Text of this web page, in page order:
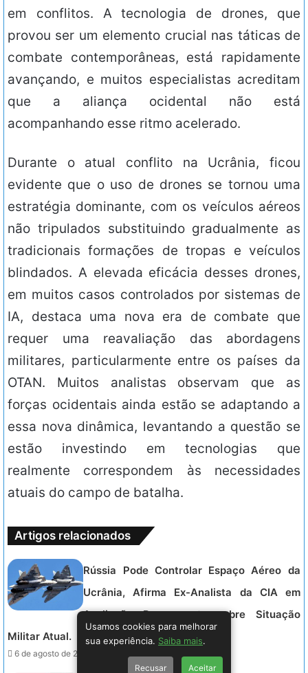
em conflitos. A tecnologia de drones, que
provou ser um elemento crucial nas táticas de
combate contemporâneas, está rapidamente
avançando, e muitos especialistas acreditam
que a aliança ocidental não está
acompanhando esse ritmo acelerado.
Durante o atual conflito na Ucrânia, ficou
evidente que o uso de drones se tornou uma
estratégia dominante, com os veículos aéreos
não tripulados substituindo gradualmente as
tradicionais formações de tropas e veículos
blindados. A elevada eficácia desses drones,
em muitos casos controlados por sistemas de
IA, destaca uma nova era de combate que
requer uma reavaliação das abordagens
militares, particularmente entre os países da
OTAN. Muitos analistas observam que as
forças ocidentais ainda estão se adaptando a
essa nova dinâmica, levantando a questão se
estão investindo em tecnologias que
realmente correspondem às necessidades
atuais do campo de batalha.
Artigos relacionados
Rússia Pode Controlar Espaço Aéreo da
Ucrânia, Afirma Ex-Analista da CIA em
Avaliação Preocupante sobre Situação
Militar Atual.
6 de agosto de 2026 - 02:41.
Usamos cookies para melhorar
sua experiência. Saiba mais.
Recusar Aceitar